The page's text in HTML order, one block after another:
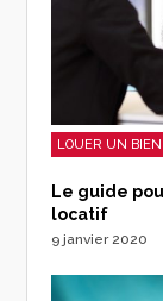
LOUER UN BIEN
Le guide
locatif
9 janvier 2020